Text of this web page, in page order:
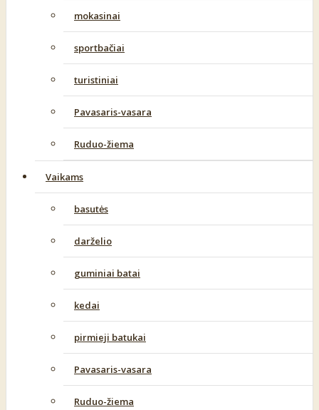
mokasinai
sportbačiai
turistiniai
Pavasaris-vasara
Ruduo-žiema
Vaikams
basutės
darželio
guminiai batai
kedai
pirmieji batukai
Pavasaris-vasara
Ruduo-žiema